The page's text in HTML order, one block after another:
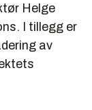
Helge
I tillegg er
av